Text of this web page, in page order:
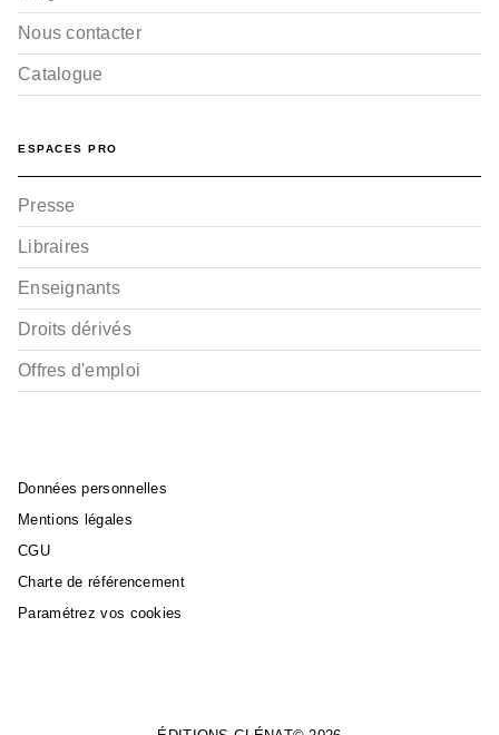
Nous contacter
Catalogue
ESPACES PRO
Presse
Libraires
Enseignants
Droits dérivés
Offres d'emploi
Données personnelles
Mentions légales
CGU
Charte de référencement
Paramétrez vos cookies